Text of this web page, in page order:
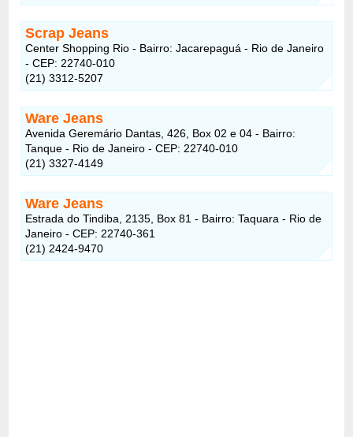
Scrap Jeans
Center Shopping Rio - Bairro: Jacarepaguá - Rio de Janeiro
- CEP: 22740-010
(21) 3312-5207
Ware Jeans
Avenida Geremário Dantas, 426, Box 02 e 04 - Bairro:
Tanque - Rio de Janeiro - CEP: 22740-010
(21) 3327-4149
Ware Jeans
Estrada do Tindiba, 2135, Box 81 - Bairro: Taquara - Rio de
Janeiro - CEP: 22740-361
(21) 2424-9470